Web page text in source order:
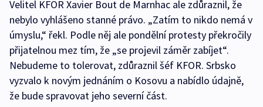
Velitel KFOR Xavier Bout de Marnhac ale zdůraznil, že
nebylo vyhlášeno stanné právo. „Zatím to nikdo nemá v
úmyslu,“ řekl. Podle něj ale pondělní protesty překročily
přijatelnou mez tím, že „se projevil záměr zabíjet“.
Nebudeme to tolerovat, zdůraznil šéf KFOR. Srbsko
vyzvalo k novým jednáním o Kosovu a nabídlo údajně,
že bude spravovat jeho severní část.